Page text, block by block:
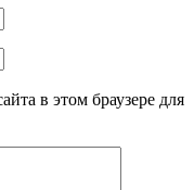
в этом браузере для